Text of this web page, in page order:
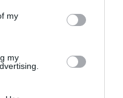
my
my
Κώστας
Φάνης